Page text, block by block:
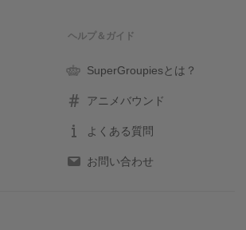
ヘルプ＆ガイド
SuperGroupiesとは？
アニメバウンド
よくある質問
お問い合わせ